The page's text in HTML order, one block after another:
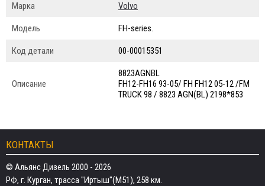
Марка Volvo
Модель FH-series.
Код детали 00-00015351
Описание
8823AGNBL
FH12-FH16 93-05/ FH FH12 05-12 /FM
TRUCK 98 / 8823 AGN(BL) 2198*853
КОНТАКТЫ
© Альянс Дизель 2000 - 2026
РФ, г. Курган, трасса "Иртыш"(М51), 258 км.